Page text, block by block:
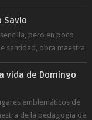
Savio
pero en poco
santidad, obra maestra
vida de Domingo
emblemáticos de
de la pedagogía de